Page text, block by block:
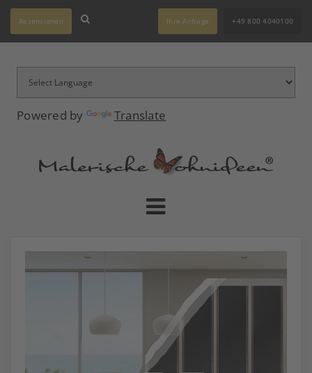
Powered by Translate
Rezensionen Ihre Anfrage +49 800 4040100